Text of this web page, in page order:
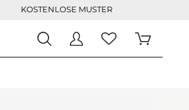
KOSTENLOSE MUSTER